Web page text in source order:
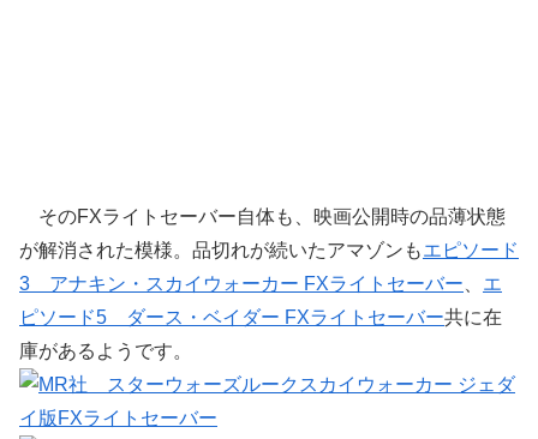
そのFXライトセーバー自体も、映画公開時の品薄状態
が解消された模様。品切れが続いたアマゾンもエピソード
3 アナキン・スカイウォーカー FXライトセーバー
エ
ピソード5 ダース・ベイダー FXライトセーバー共に在
庫があるようです。